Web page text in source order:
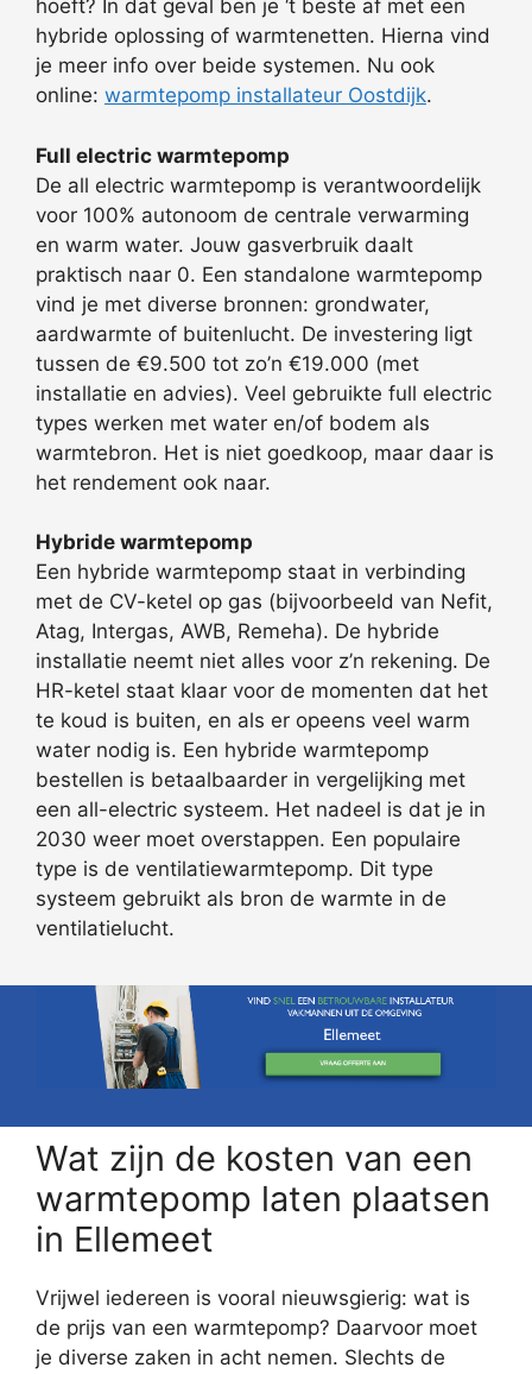
hoeft? In dat geval ben je ‘t beste af met een
hybride oplossing of warmtenetten. Hierna vind
je meer info over beide systemen. Nu ook
online: warmtepomp installateur Oostdijk.
Full electric warmtepomp
De all electric warmtepomp is verantwoordelijk
voor 100% autonoom de centrale verwarming
en warm water. Jouw gasverbruik daalt
praktisch naar 0. Een standalone warmtepomp
vind je met diverse bronnen: grondwater,
aardwarmte of buitenlucht. De investering ligt
tussen de €9.500 tot zo’n €19.000 (met
installatie en advies). Veel gebruikte full electric
types werken met water en/of bodem als
warmtebron. Het is niet goedkoop, maar daar is
het rendement ook naar.
Hybride warmtepomp
Een hybride warmtepomp staat in verbinding
met de CV-ketel op gas (bijvoorbeeld van Nefit,
Atag, Intergas, AWB, Remeha). De hybride
installatie neemt niet alles voor z’n rekening. De
HR-ketel staat klaar voor de momenten dat het
te koud is buiten, en als er opeens veel warm
water nodig is. Een hybride warmtepomp
bestellen is betaalbaarder in vergelijking met
een all-electric systeem. Het nadeel is dat je in
2030 weer moet overstappen. Een populaire
type is de ventilatiewarmtepomp. Dit type
systeem gebruikt als bron de warmte in de
ventilatielucht.
Wat zijn de kosten van een
warmtepomp laten plaatsen
in Ellemeet
Vrijwel iedereen is vooral nieuwsgierig: wat is
de prijs van een warmtepomp? Daarvoor moet
je diverse zaken in acht nemen. Slechts de